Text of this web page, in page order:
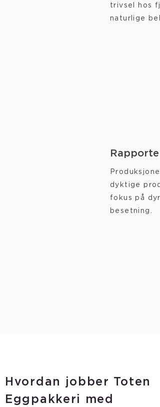
trivsel hos
naturlige
dyktige
fokus på
besetning.
Hvordan jobber Toten
Eggpakkeri med